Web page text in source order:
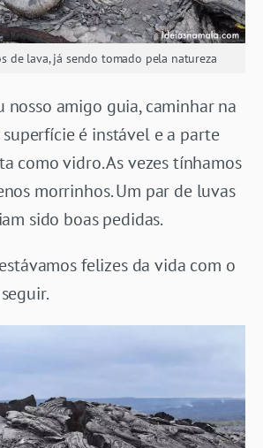
de lava, já sendo tomado pela natureza
nosso amigo guia, caminhar na
é instável e a parte
como vidro. As vezes tínhamos
morrinhos. Um par de luvas
sido boas pedidas.
felizes da vida com o